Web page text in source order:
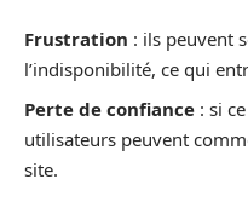
Frustration : ils peuvent
l’indisponibilité, ce qui
Perte de confiance : si
utilisateurs peuvent
site.